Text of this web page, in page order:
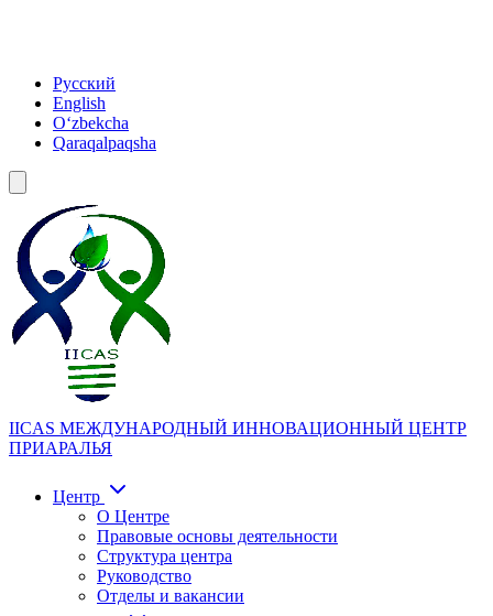
Русский
English
Oʻzbekcha
Qaraqalpaqsha
IICAS МЕЖДУНАРОДНЫЙ ИННОВАЦИОННЫЙ ЦЕНТР
ПРИАРАЛЬЯ
Центр
О Центре
Правовые основы деятельности
Структура центра
Руководство
Отделы и вакансии